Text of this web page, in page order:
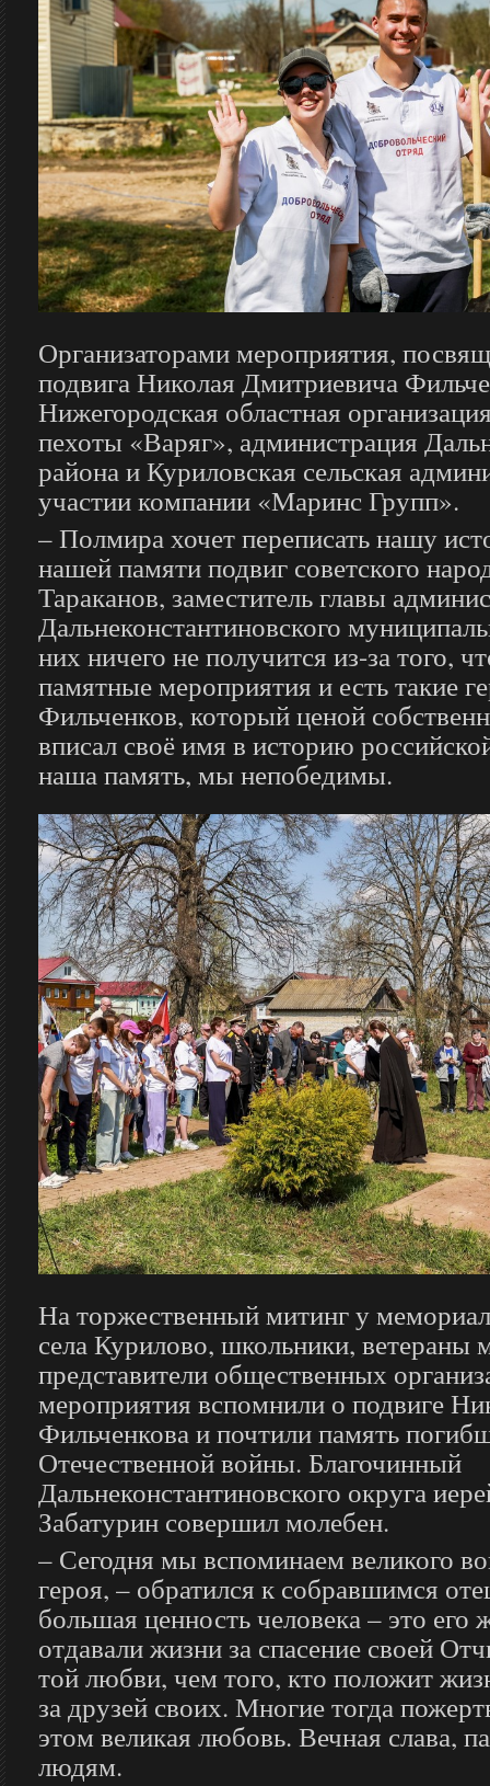
Организаторами мероприятия,
подвига Николая Дмитриевича
Нижегородская областная
пехоты «Варяг», администрация
района и Куриловская сельская
участии компании «Маринс Групп».
– Полмира хочет переписать нашу
нашей памяти подвиг советского
Тараканов, заместитель главы
Дальнеконстантиновского
них ничего не получится из-за того,
памятные мероприятия и есть такие
Фильченков, который ценой
вписал своё имя в историю
наша память, мы непобедимы.
На торжественный митинг у
села Курилово, школьники, ветераны
представители общественных
мероприятия вспомнили о подвиге
Фильченкова и почтили память
Отечественной войны. Благочинный
Дальнеконстантиновского округа
Забатурин совершил молебен.
– Сегодня мы вспоминаем великого
героя, – обратился к собравшимся
большая ценность человека – это
отдавали жизни за спасение своей
той любви, чем того, кто положит
за друзей своих. Многие тогда
этом великая любовь. Вечная слава,
людям.